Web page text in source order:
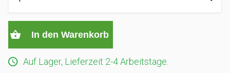
In den Warenkorb
Auf Lager, Lieferzeit 2-4 Arbeitstage.